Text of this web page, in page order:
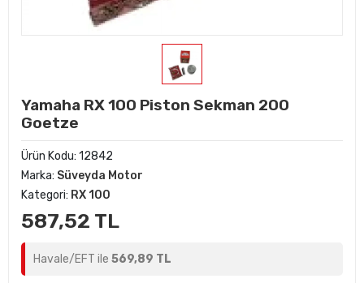
Yamaha RX 100 Piston Sekman 200
Goetze
Ürün Kodu: 12842
Marka: Süveyda Motor
Kategori: RX 100
587,52 TL
Havale/EFT ile 569,89 TL